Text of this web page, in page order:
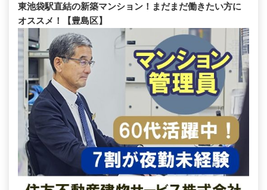
東池袋駅直結の新築マンション！まだまだ働きたい方に
オススメ！【豊島区】